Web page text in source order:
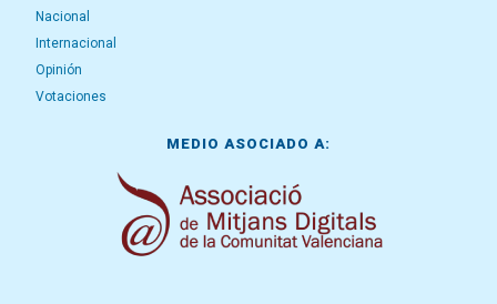
Nacional
Internacional
Opinión
Votaciones
MEDIO ASOCIADO A: